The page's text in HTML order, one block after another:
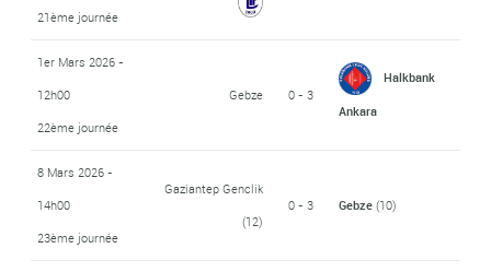
21ème journée
1er Mars 2026 -
12h00
22ème journée
Gebze 0 - 3
Halkbank
Ankara
8 Mars 2026 -
14h00
23ème journée
Gaziantep Genclik
(12)
0 - 3 Gebze(10)